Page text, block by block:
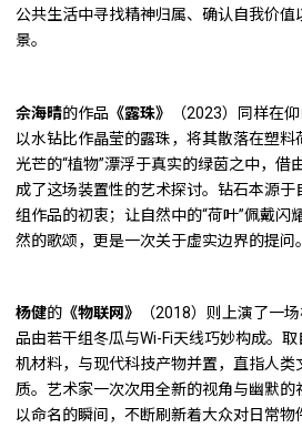
公共生活中寻找精神归属、确认自我价值
景。
佘海晴的作品 《露珠》
（2023）同样在
以水钻比作晶莹的露珠，将其散落在塑
光芒的“植物”漂浮于真实的绿茵之中，借
成了这场装置性的艺术探讨。钻石本源
组作品的初衷；让自然中的“荷叶”佩戴闪
然的歌颂，更是一次关于虚实边界的提问。
杨健的 《物联网》
（2018）则上演了一
品由若干组冬瓜与Wi-Fi天线巧妙构成。
机材料，与现代科技产物并置，直指人类
质。艺术家一次次用全新的视角与幽默
以命名的瞬间，不断刷新着大众对日常